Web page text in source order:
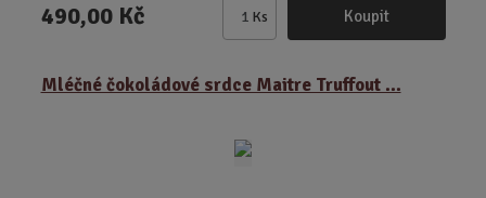
490,00 Kč
Z
n
t
Ks Koupit
Mléčné čokoládové srdce Maitre Truffout ...